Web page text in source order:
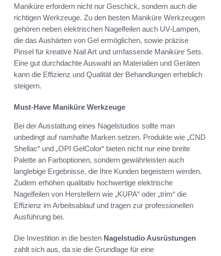
Maniküre erfordern nicht nur Geschick, sondern auch die
richtigen Werkzeuge. Zu den besten Maniküre Werkzeugen
gehören neben elektrischen Nagelfeilen auch UV-Lampen,
die das Aushärten von Gel ermöglichen, sowie präzise
Pinsel für kreative Nail Art und umfassende Maniküre Sets.
Eine gut durchdachte Auswahl an Materialien und Geräten
kann die Effizienz und Qualität der Behandlungen erheblich
steigern.
Must-Have Maniküre Werkzeuge
Bei der Ausstattung eines Nagelstudios sollte man
unbedingt auf namhafte Marken setzen. Produkte wie „CND
Shellac“ und „OPI GelColor“ bieten nicht nur eine breite
Palette an Farboptionen, sondern gewährleisten auch
langlebige Ergebnisse, die Ihre Kunden begeistern werden.
Zudem erhöhen qualitativ hochwertige elektrische
Nagelfeilen von Herstellern wie „KUPA“ oder „trim“ die
Effizienz im Arbeitsablauf und tragen zur professionellen
Ausführung bei.
Die Investition in die besten Nagelstudio Ausrüstungen
zahlt sich aus, da sie die Grundlage für eine